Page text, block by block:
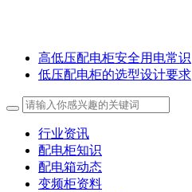
高低压配电柜安全用电常识
低压配电柜的选型设计要求
行业资讯
配电柜知识
配电箱动态
变频柜资料